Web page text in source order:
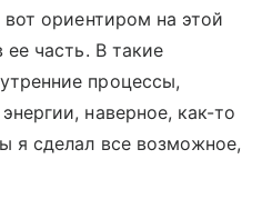
ориентиром на этой
ее часть. В такие
процессы,
наверное, как-то
я сделал все возможное,